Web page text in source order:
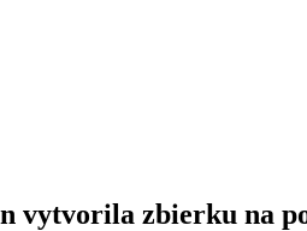
zbierku na